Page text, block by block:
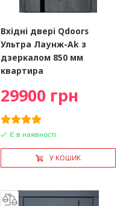
Вхідні двері Qdoors
Ультра Лаунж-Ak з
дзеркалом 850 мм
квартира
29900 грн
Є в наявності
У КОШИК